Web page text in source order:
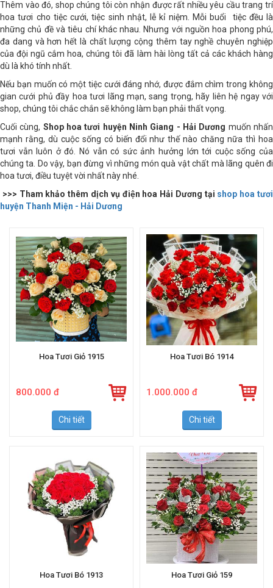
Thêm vào đó, shop chúng tôi còn nhận được rất nhiều yêu cầu trang trí
hoa tươi cho tiệc cưới, tiệc sinh nhật, lễ kỉ niệm. Mỗi buổi tiệc đều là
những chủ đề và tiêu chí khác nhau. Nhưng với nguồn hoa phong phú,
đa dang và hơn hết là chất lượng cộng thêm tay nghề chuyên nghiệp
của đội ngũ cắm hoa, chúng tôi đã làm hài lòng tất cả các khách hàng
Nếu bạn muốn có một tiệc cưới đáng nhớ, được đắm chìm trong không
gian cưới phủ đầy hoa tươi lãng mạn, sang trọng, hãy liên hệ ngay với
shop, chúng tôi chắc chắn sẽ không làm bạn phải thất vọng.
Cuối cùng,
Shop hoa tươi huyện Ninh Giang - Hải Dương muốn nhấn
mạnh rằng, dù cuộc sống có biến đổi như thế nào chăng nữa thì hoa
tươi vẫn luôn ở đó. Nó vẫn có sức ảnh hưởng lớn tới cuộc sống của
chúng ta. Do vậy, bạn đừng vì những món quà vật chất mà lãng quên đi
hoa tươi, điều tuyệt vời nhất này nhé.
>>> Tham khảo thêm dịch vụ điện hoa Hải Dương tại
shop hoa tươi
huyện T
hanh Miện - Hải Dương
Chi tiết Chi tiết